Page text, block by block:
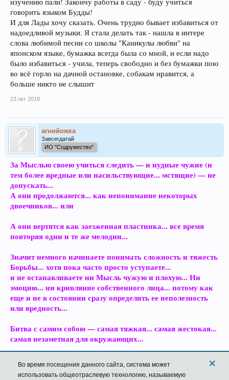
говорить языком Будды!
И для Лады хочу сказать. Очень трудно бывает избавиться от
надоедливой музыки. Я стала делать так - нашла в интере
слова любимой песни со школы "Каникулы любви" на
японском языке, бумажка всегда была со мной, и если надо
было избавиться - учила, теперь свободно и без бумажки пою
во всё горло на дачной остановке, собакам нравится, а
больше никто не слышит
23 окт 2019
агнийожка
Завсегдатай
ИО "Содружество"
За Мыслью своею учиться следить — и нудные чужие (и
тем более вредные или насильствующие... мстящие) — не
допускать...
А они продолжаются... как непонимание некоторых
двоечников... или
А они вертятся как заезженная пластинка... все время
повторяя одни и те же мелодии...
Значит немного начинаете понимать сложность и тяжесть
Борьбы... хотя пока часто просто уступаете...
и не останавливаете ни Мысль чужую и плохую... Ни
эмоцию... ни кривляние собственного лица... потому как
еще и не в состоянии сразу определить ее неполезность
или вредность...
Битва с самим собою — самая тяжкая... самая жестокая...
самая незаметная для окружающих...
24 окт 2019
Во время посещения данного сайта, система может
использовать общеотраслевую технологию, называемую
×